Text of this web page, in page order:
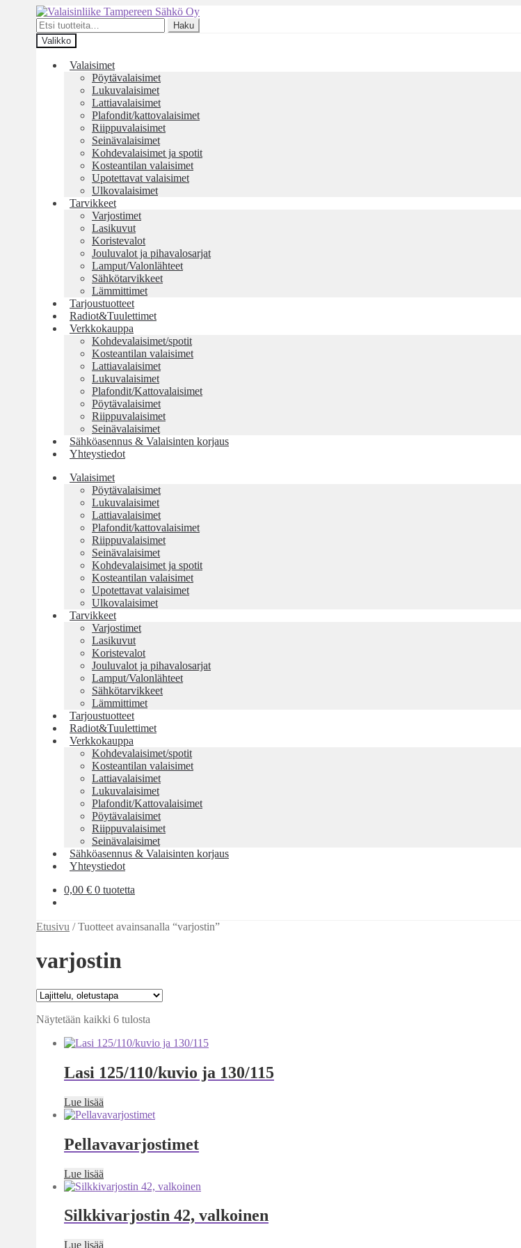
Siirry
navigointiin
Siirry
sisältöön
Etsi:
Haku
Valikko
Valaisimet
Pöytävalaisimet
Lukuvalaisimet
Lattiavalaisimet
Plafondit/kattovalaisimet
Riippuvalaisimet
Seinävalaisimet
Kohdevalaisimet ja spotit
Kosteantilan valaisimet
Upotettavat valaisimet
Ulkovalaisimet
Tarvikkeet
Varjostimet
Lasikuvut
Koristevalot
Jouluvalot ja pihavalosarjat
Lamput/Valonlähteet
Sähkötarvikkeet
Lämmittimet
Tarjoustuotteet
Radiot&Tuulettimet
Verkkokauppa
Kohdevalaisimet/spotit
Kosteantilan valaisimet
Lattiavalaisimet
Lukuvalaisimet
Plafondit/Kattovalaisimet
Pöytävalaisimet
Riippuvalaisimet
Seinävalaisimet
Sähköasennus & Valaisinten korjaus
Yhteystiedot
Valaisimet
Pöytävalaisimet
Lukuvalaisimet
Lattiavalaisimet
Plafondit/kattovalaisimet
Riippuvalaisimet
Seinävalaisimet
Kohdevalaisimet ja spotit
Kosteantilan valaisimet
Upotettavat valaisimet
Ulkovalaisimet
Tarvikkeet
Varjostimet
Lasikuvut
Koristevalot
Jouluvalot ja pihavalosarjat
Lamput/Valonlähteet
Sähkötarvikkeet
Lämmittimet
Tarjoustuotteet
Radiot&Tuulettimet
Verkkokauppa
Kohdevalaisimet/spotit
Kosteantilan valaisimet
Lattiavalaisimet
Lukuvalaisimet
Plafondit/Kattovalaisimet
Pöytävalaisimet
Riippuvalaisimet
Seinävalaisimet
Sähköasennus & Valaisinten korjaus
Yhteystiedot
0,00 € 0 tuotetta
Etusivu /Tuotteet avainsanalla “varjostin”
varjostin
Näytetään kaikki 6 tulosta
Lasi 125/110/kuvio ja 130/115
Lue lisää
Pellavavarjostimet
Lue lisää
Silkkivarjostin 42, valkoinen
Lue lisää